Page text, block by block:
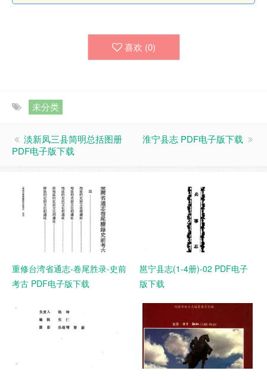
喜欢 (0)
未分类
淡新凤三县简明总括图册
PDF电子版下载
淮宁县志 PDF电子版下载
重修台湾省通志-卷尾胜录-史前
考古 PDF电子版下载
邕宁县志(1-4册)-02 PDF电子
版下载